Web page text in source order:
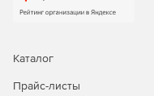
репликацию.
резервное
Advanced Edition
Каталог
Прайс-листы